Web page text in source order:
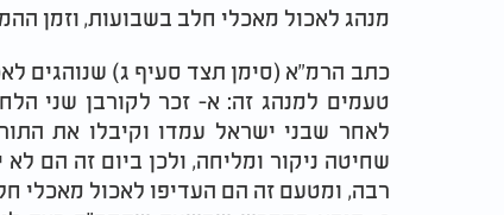
מנהג לאכול מאכלי חלב בשבועות, וזמן
כתב הרמ"א (סימן תצד סעיף ג) שנוהגים
טעמים למנהג זה: א- זכר לקורבן שני
לאחר שבני ישראל עמדו וקיבלו את
שחיטה ניקור ומליחה, ולכן ביום זה הם
רבה, ומטעם זה הם העדיפו לאכול מאכלי